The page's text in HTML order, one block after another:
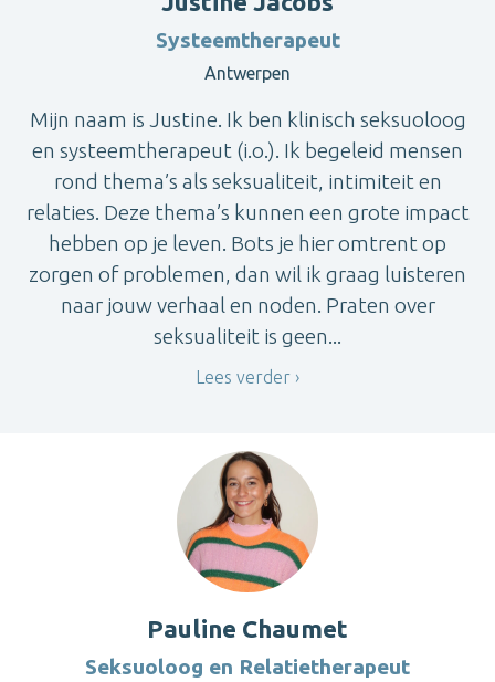
Systeemtherapeut
Antwerpen
Mijn naam is Justine. Ik ben klinisch seksuoloog
en systeemtherapeut (i.o.). Ik begeleid mensen
rond thema’s als seksualiteit, intimiteit en
relaties. Deze thema’s kunnen een grote impact
hebben op je leven. Bots je hier omtrent op
zorgen of problemen, dan wil ik graag luisteren
naar jouw verhaal en noden. Praten over
seksualiteit is geen...
Lees verder
Pauline Chaumet
Seksuoloog en Relatietherapeut